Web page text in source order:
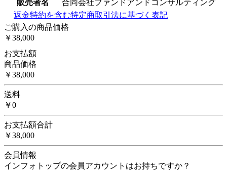
販売者名
合同会社ファンドアンドコンサルティング
返金特約を含む特定商取引法に基づく表記
ご購入の商品価格
￥38,000
お支払額
商品価格
￥38,000
送料
￥0
お支払額合計
￥38,000
会員情報
インフォトップの会員アカウントはお持ちですか？